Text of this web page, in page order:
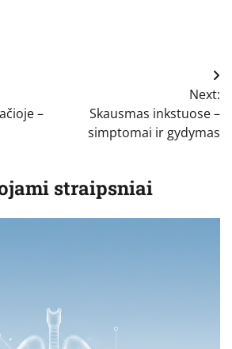
–
Next:
Skausmas inkstuose –
simptomai ir gydymas
straipsniai